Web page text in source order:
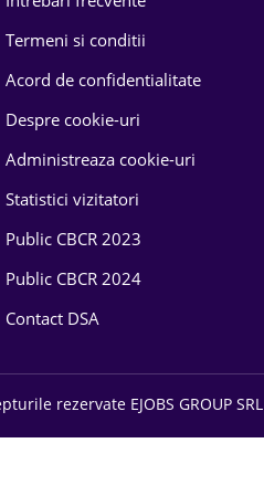
Termeni si conditii
Acord de confidentialitate
Despre cookie-uri
Administreaza cookie-uri
Statistici vizitatori
Public CBCR 2023
Public CBCR 2024
Contact DSA
rezervate EJOBS GROUP SRL